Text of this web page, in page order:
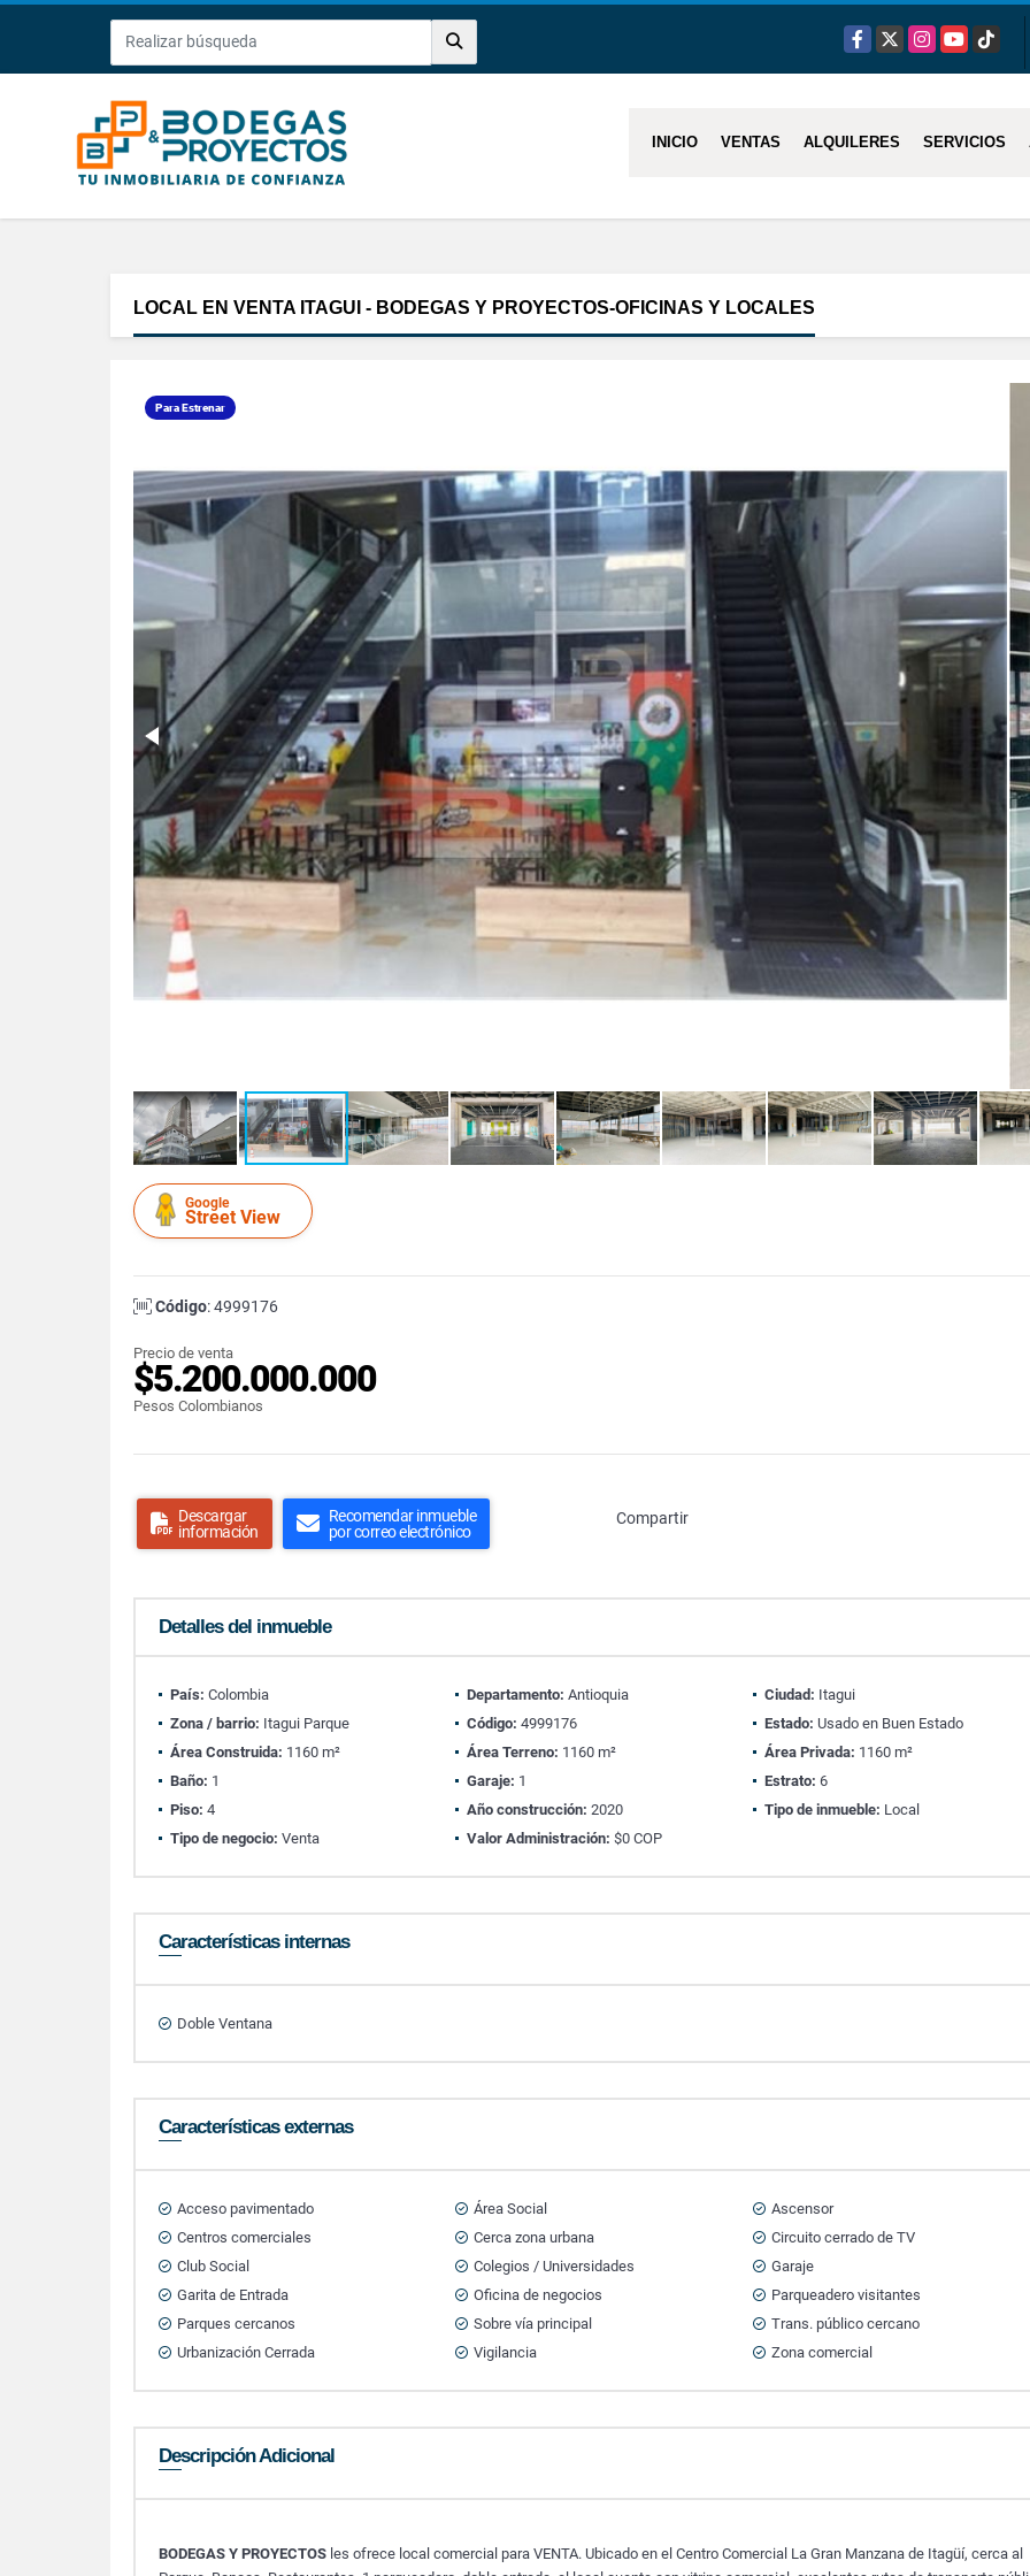
Facebook
X Instagram
YouTubeTikTok
INICIO VENTAS ALQUILERES SERVICIOS
LOCAL EN VENTA ITAGUI - BODEGAS Y PROYECTOS-OFICINAS Y LOCALES
Para Estrenar
Google
Street View
Código: 4999176
Precio de venta
$5.200.000.000
Pesos Colombianos
Descargar
información
Recomendar inmueble
por correo electrónico
Compartir
Detalles del inmueble
País: Colombia Departamento: Antioquia Ciudad: Itagui
Zona / barrio: Itagui Parque Código: 4999176 Estado: Usado en Buen Estado
Área Construida: 1160 m² Área Terreno: 1160 m² Área Privada: 1160 m²
Baño: 1 Garaje: 1 Estrato: 6
Piso: 4 Año construcción: 2020 Tipo de inmueble: Local
Tipo de negocio: Venta Valor Administración: $0 COP
Características internas
Doble Ventana
Características externas
Acceso pavimentado Área Social
Ascensor
Centros comerciales
Cerca zona urbana
Circuito cerrado de TV
Club Social
Colegios / Universidades
Garaje
Garita de Entrada
Oficina de negocios
Parqueadero visitantes
Parques cercanos
Sobre vía principal
Trans. público cercano
Urbanización Cerrada
Vigilancia Zona comercial
Descripción Adicional
BODEGAS Y PROYECTOS les ofrece local comercial para VENTA. Ubicado en el Centro Comercial La Gran Manzana de Itagüí, cerca al